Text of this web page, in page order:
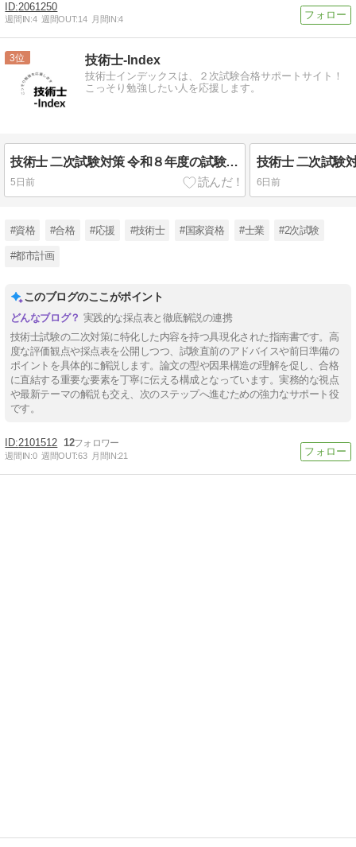
2061250
週間IN:4 週間OUT:14 月間IN:4
3 技術士-Index
技術士インデックスは、２次試験合格サポートサイト！
こっそり勉強したい人を応援します。
技術士 二次試験対策 令和８年度の試験問題がすべて公表！ 試験傾向を分析します
5日前 6日前
#資格 #合格 #応援 #技術士 #国家資格 #士業 #2次試験
#都市計画
このブログのここがポイント
実践的な採点表と徹底解説の連携
技術士試験の二次対策に特化した内容を持つ具現化された指南書です。高
度な評価観点や採点表を公開しつつ、試験直前のアドバイスや前日準備の
ポイントを具体的に解説します。論文の型や因果構造の理解を促し、合格
に直結する重要な要素を丁寧に伝える構成となっています。実務的な視点
や最新テーマの解説も交え、次のステップへ進むための強力なサポート役
です。
2101512 12
週間IN:0 週間OUT:63 月間IN:21